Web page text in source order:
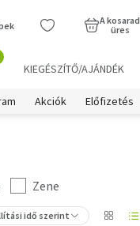
A kosarad
üres
KIEGÉSZÍTŐ/AJÁNDÉK
Akciók Előfizetés
Zene
idő szerint